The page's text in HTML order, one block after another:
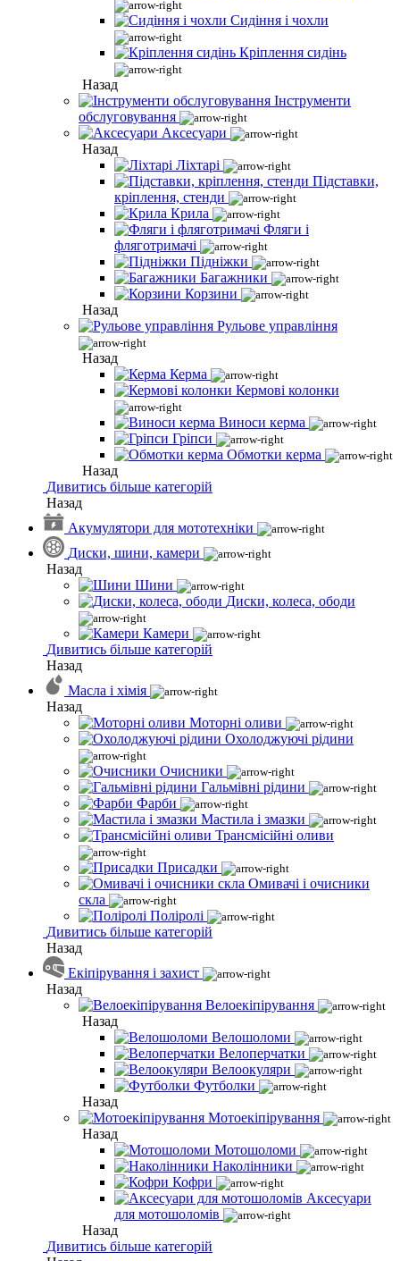
Сидіння і чохли
Кріплення сидінь
Назад
Інструменти
обслуговування
Аксесуари
Назад
Ліхтарі
Підставки,
кріплення, стенди
Крила
Фляги і
фляготримачі
Підніжки
Багажники
Корзини
Назад
Рульове управління
Назад
Керма
Кермові колонки
Виноси керма
Гріпси
Обмотки керма
Назад
Дивитись більше категорій
Назад
Акумулятори для мототехніки
Диски, шини, камери
Назад
Шини
Диски, колеса, ободи
Камери
Дивитись більше категорій
Назад
Масла і хімія
Назад
Моторні оливи
Охолоджуючі рідини
Очисники
Гальмівні рідини
Фарби
Мастила і змазки
Трансмісійні оливи
Присадки
Омивачі і очисники
скла
Поліролі
Дивитись більше категорій
Назад
Екіпірування і захист
Назад
Велоекіпірування
Назад
Велошоломи
Велоперчатки
Велоокуляри
Футболки
Назад
Мотоекіпірування
Назад
Мотошоломи
Наколінники
Кофри
Аксесуари
для мотошоломів
Назад
Дивитись більше категорій